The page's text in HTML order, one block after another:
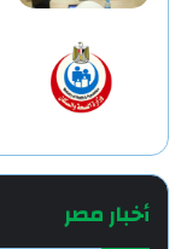
أخبار مصر